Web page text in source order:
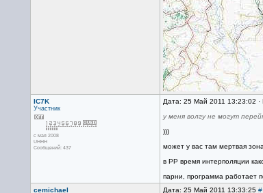
IC7K
Участник
с мая 2008
UHHH
Сообщений: 437
Дата: 25 Май 2011 13:23:02
у меня волгу не могут
)))
может у вас там мертвая
в РР время интерполяции
парни, программа работает
cemichael
Дата: 25 Май 2011 13:33:25 #